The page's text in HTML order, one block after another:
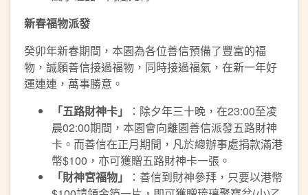
新春福物派發
癸卯年新春期間，本園為各位善信預備了豐富的福
物，誠願善信接過福物，同時接過福氣，在新一年好
運連連，萬事勝意。
「五路財神卡」
：除夕年三十晚，在23:00至凌
晨02:00期間，本園會向離園善信派發五路財神
卡。而善信在正月期間，凡於總辦事處捐款滿港
幣$100，亦可獲贈五路財神卡一張。
「財神宮福物」
：善信到財神參拜，只要以港幣